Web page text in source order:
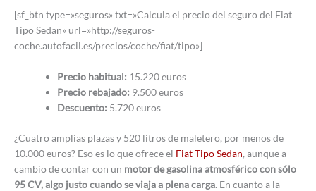
[sf_btn type=»seguros» txt=»Calcula el precio del seguro del Fiat
Tipo Sedan» url=»http://seguros-
coche.autofacil.es/precios/coche/fiat/tipo»]
Precio habitual: 15.220 euros
Precio rebajado: 9.500 euros
Descuento: 5.720 euros
¿Cuatro amplias plazas y 520 litros de maletero, por menos de
10.000 euros? Eso es lo que ofrece el Fiat Tipo Sedan, aunque a
cambio de contar con un motor de gasolina atmosférico con sólo
95 CV, algo justo cuando se viaja a plena carga. En cuanto a la